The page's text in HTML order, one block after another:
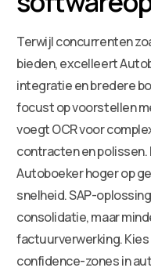
Terwijl concurrenten
bieden, excelleert
integratie en bredere
focust op voorstellen
voegt OCR voor
contracten en
Autoboeker hoger op
snelheid. SAP-
consolidatie, maar
factuurverwerking.
confidence-zones in